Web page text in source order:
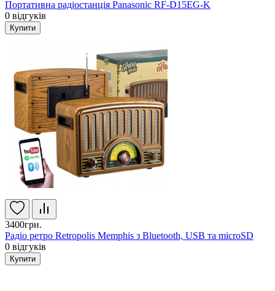
Портативна радіостанція Panasonic RF-D15EG-K
0 відгуків
Купити
3400грн.
Радіо ретро Retropolis Memphis з Bluetooth, USB та microSD
0 відгуків
Купити